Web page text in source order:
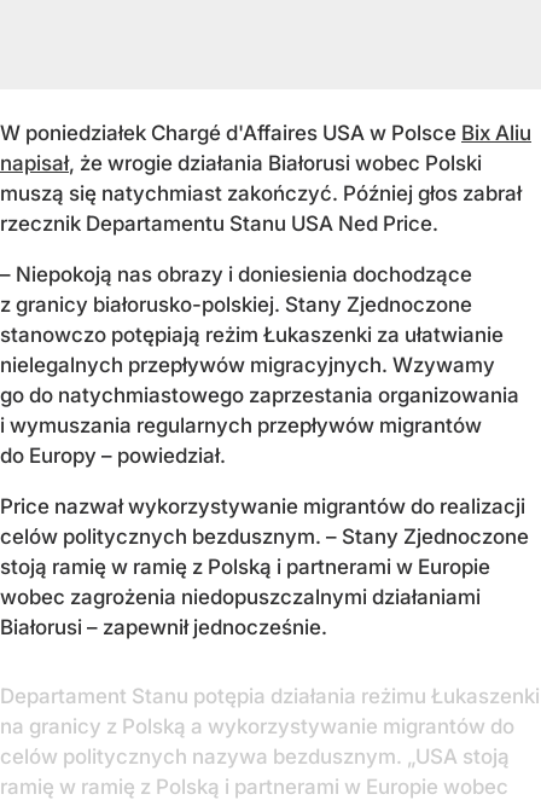
W poniedziałek Chargé d'Affaires USA w Polsce Bix Aliu
napisał, że wrogie działania Białorusi wobec Polski
muszą się natychmiast zakończyć. Później głos zabrał
rzecznik Departamentu Stanu USA Ned Price.
– Niepokoją nas obrazy i doniesienia dochodzące
z granicy białorusko-polskiej. Stany Zjednoczone
stanowczo potępiają reżim Łukaszenki za ułatwianie
nielegalnych przepływów migracyjnych. Wzywamy
go do natychmiastowego zaprzestania organizowania
i wymuszania regularnych przepływów migrantów
do Europy – powiedział.
Price nazwał wykorzystywanie migrantów do realizacji
celów politycznych bezdusznym. – Stany Zjednoczone
stoją ramię w ramię z Polską i partnerami w Europie
wobec zagrożenia niedopuszczalnymi działaniami
Białorusi – zapewnił jednocześnie.
Departament Stanu potępia działania reżimu Łukaszenki
na granicy z Polską a wykorzystywanie migrantów do
celów politycznych nazywa bezdusznym. „USA stoją
ramię w ramię z Polską i partnerami w Europie wobec